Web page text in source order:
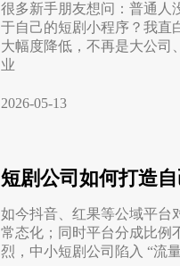
很多新手朋友想问：普通人
于自己的短剧小程序？我直
大幅度降低，不再是大公司
业
2026-05-13
短剧公司如何打造
如今抖音、红果等公域平台
常态化；同时平台分成比例
烈，中小短剧公司陷入 “流